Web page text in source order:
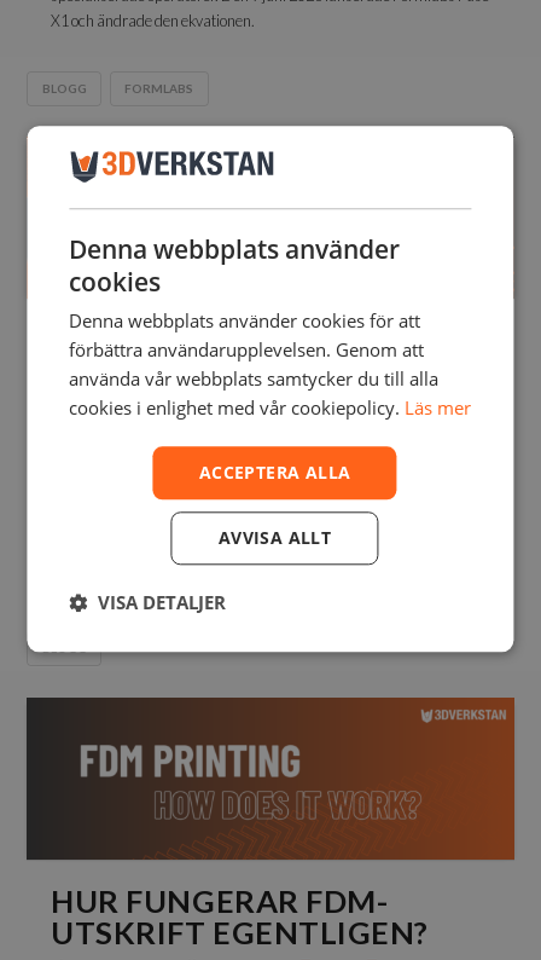
X1 och ändrade den ekvationen.
BLOGG FORMLABS
SHINING3D AUTOSCAN
INSPEC2: METROLOGI-
PRECISION PÅ DITT
JUNI 5, 2026
3DVERKSTAN
Shining3D har lanserat AutoScan Inspec2, och det känns som ett
ordentligt omtag av vad en automatisk bordsskanner ska kunna
HUR FUNGERAR FDM-
UTSKRIFT EGENTLIGEN?
Denna webbplats använder
cookies
Denna webbplats använder cookies för att
förbättra användarupplevelsen. Genom att
använda vår webbplats samtycker du till alla
cookies i enlighet med vår cookiepolicy. Läs mer
ACCEPTERA ALLA
AVVISA ALLT
VISA DETALJER